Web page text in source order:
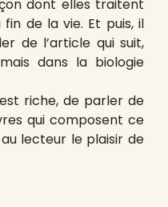
dont elles traitent
de la vie. Et puis, il
de l’article qui suit,
dans la biologie
riche, de parler de
qui composent ce
lecteur le plaisir de